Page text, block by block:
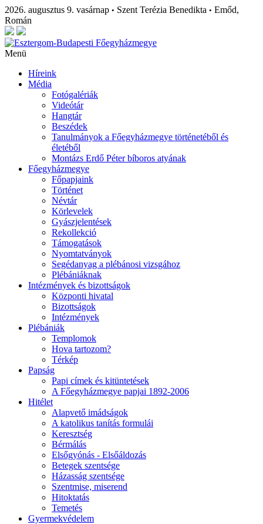
2026. augusztus 9. vasárnap • Szent Terézia Benedikta • Emőd,
Román
Menü
Híreink
Média
Fotógalériák
Videótár
Hangtár
Beszédek
Tanulmányok a Főegyházmegye történetéből és
életéből
Montázs Erdő Péter bíboros atyának
Főegyházmegye
Főpapjaink
Történet
Névtár
Körlevelek
Gyászjelentések
Rekollekció
Támogatások
Nyomtatványok
Segédanyag a plébánosi vizsgához
Plébániáknak
Intézmények és bizottságok
Központi hivatal
Bizottságok
Intézmények
Plébániák
Templomok
Hova tartozom?
Térkép
Papság
Papi címek és kitüntetések
A Főegyházmegye papjai 1892-2006
Hitélet
Alapvető imádságok
A katolikus tanítás formulái
Keresztség
Bérmálás
Elsőgyónás - Elsőáldozás
Betegek szentsége
Házasság szentsége
Szentmise, miserend
Hitoktatás
Temetés
Gyermekvédelem